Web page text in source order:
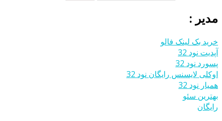
مدیر :
خرید بک لینک فالو
آپدیت نود 32
پسورد نود 32
اوکلی لایسنس رایگان نود 32
همیار نود 32
بهترین سئو
رایگان